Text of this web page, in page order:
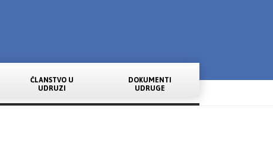
ČLANSTVO U
UDRUZI
DOKUMENTI
UDRUGE